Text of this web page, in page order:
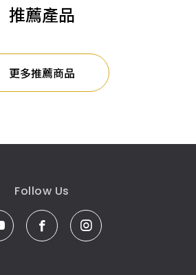
推薦產品
更多推薦商品
Follow Us